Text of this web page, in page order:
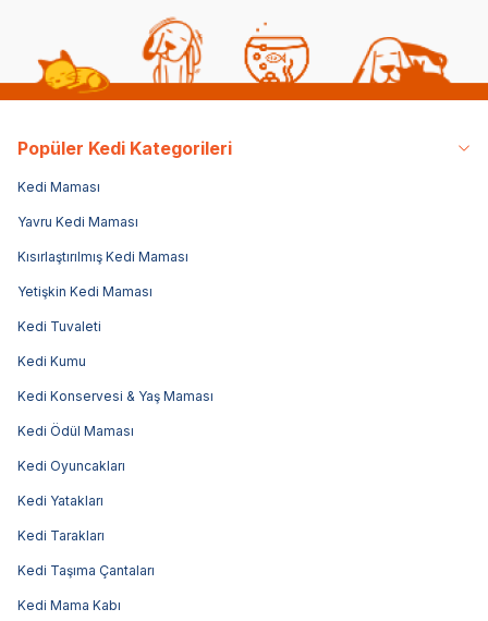
Popüler Kedi Kategorileri
Kedi Maması
Yavru Kedi Maması
Kısırlaştırılmış Kedi Maması
Yetişkin Kedi Maması
Kedi Tuvaleti
Kedi Kumu
Kedi Konservesi & Yaş Maması
Kedi Ödül Maması
Kedi Oyuncakları
Kedi Yatakları
Kedi Tarakları
Kedi Taşıma Çantaları
Kedi Mama Kabı